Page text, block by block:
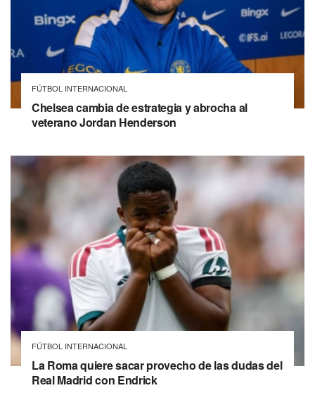
FÚTBOL INTERNACIONAL
Chelsea cambia de estrategia y abrocha al
veterano Jordan Henderson
FÚTBOL INTERNACIONAL
La Roma quiere sacar provecho de las dudas del
Real Madrid con Endrick